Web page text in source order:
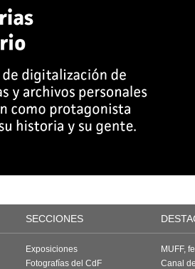
SECCIONES
Exposiciones
Fotografías del CdF
MUFF,
Canal